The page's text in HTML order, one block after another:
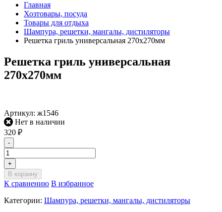
Главная
Хозтовары, посуда
Товары для отдыха
Шампура, решетки, мангалы, дистиляторы
Решетка гриль универсальная 270х270мм
Решетка гриль универсальная
270х270мм
Артикул: ж1546
Нет в наличии
320 ₽
-
+
В корзину
К сравнению В избранное
Категории: Шампура, решетки, мангалы, дистиляторы